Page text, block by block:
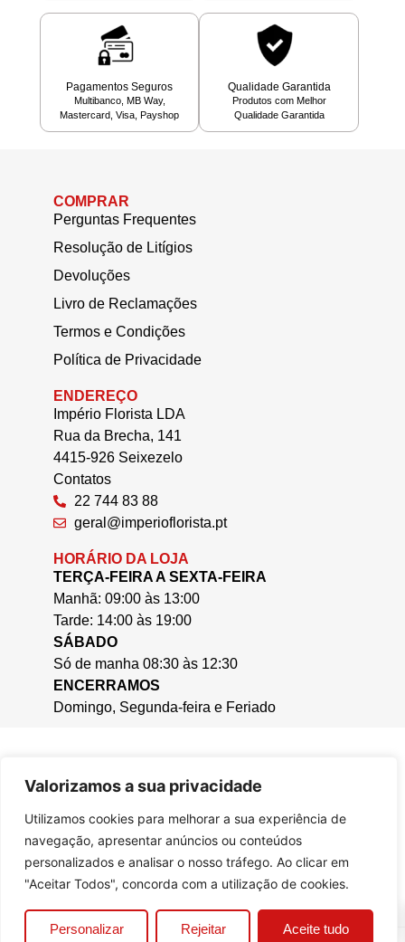
Valorizamos a sua privacidade
Utilizamos cookies para melhorar a sua experiência de
navegação, apresentar anúncios ou conteúdos
personalizados e analisar o nosso tráfego. Ao clicar em
"Aceitar Todos", concorda com a utilização de cookies.
Personalizar Rejeitar Aceite tudo
Pagamentos Seguros
Multibanco, MB Way,
Mastercard, Visa, Payshop
Qualidade Garantida
Produtos com Melhor
Qualidade Garantida
COMPRAR
Perguntas Frequentes
Resolução de Litígios
Devoluções
Livro de Reclamações
Termos e Condições
Política de Privacidade
ENDEREÇO
Império Florista LDA
Rua da Brecha, 141
4415-926 Seixezelo
Contatos
22 744 83 88
geral@imperioflorista.pt
HORÁRIO DA LOJA
TERÇA-FEIRA A SEXTA-FEIRA
Manhã: 09:00 às 13:00
Tarde: 14:00 às 19:00
SÁBADO
Só de manha 08:30 às 12:30
ENCERRAMOS
Domingo, Segunda-feira e Feriado